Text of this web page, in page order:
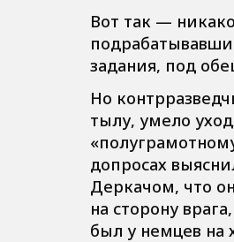
Вот так —
задания, под
Но
тылу, умело
допросах
Деркачом, что
на сторону
был у немцев на